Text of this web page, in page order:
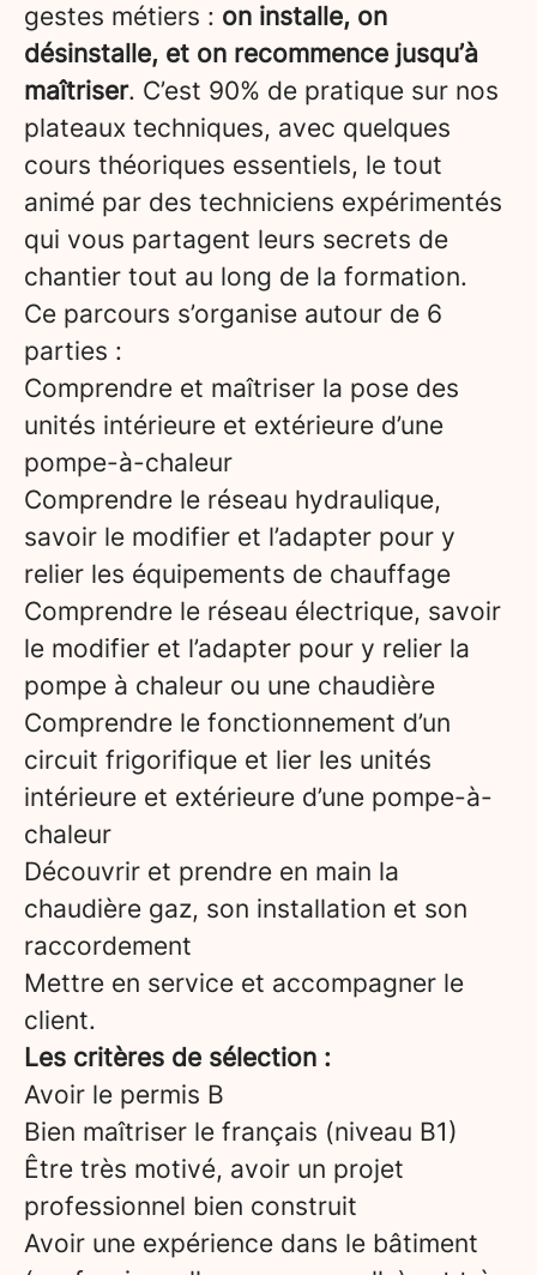
gestes métiers : on installe, on
désinstalle, et on recommence jusqu’à
maîtriser. C’est 90% de pratique sur nos
plateaux techniques, avec quelques
cours théoriques essentiels, le tout
animé par des techniciens expérimentés
qui vous partagent leurs secrets de
chantier tout au long de la formation.
Ce parcours s’organise autour de 6
parties :
Comprendre et maîtriser la pose des
unités intérieure et extérieure d’une
pompe-à-chaleur
Comprendre le réseau hydraulique,
savoir le modifier et l’adapter pour y
relier les équipements de chauffage
Comprendre le réseau électrique, savoir
le modifier et l’adapter pour y relier la
pompe à chaleur ou une chaudière
Comprendre le fonctionnement d’un
circuit frigorifique et lier les unités
intérieure et extérieure d’une pompe-à-
chaleur
Découvrir et prendre en main la
chaudière gaz, son installation et son
raccordement
Mettre en service et accompagner le
client.
Les critères de sélection :
Avoir le permis B
Bien maîtriser le français (niveau B1)
Être très motivé, avoir un projet
professionnel bien construit
Avoir une expérience dans le bâtiment